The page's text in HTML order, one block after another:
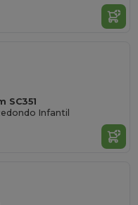
SC351
Infantil